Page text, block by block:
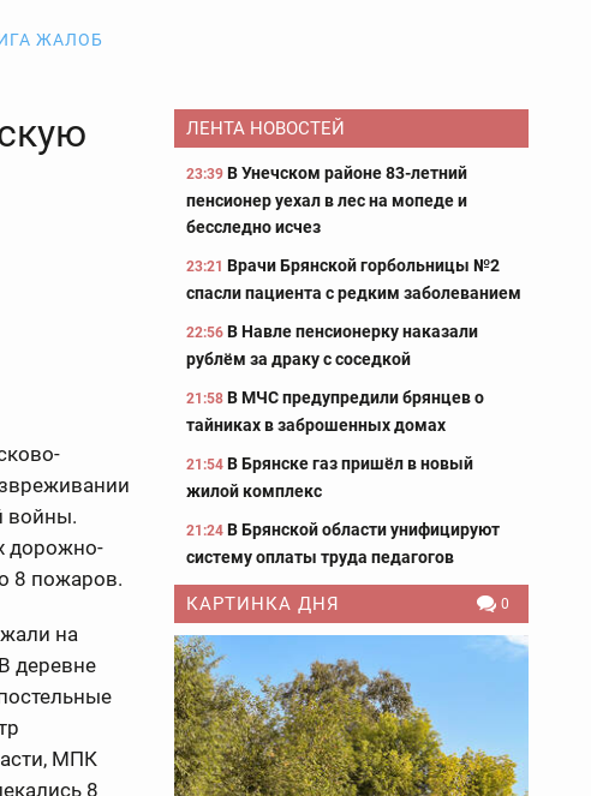
ЖАЛОБ
войны.
дорожно-
8 пожаров.
на
деревне
МПК
8
ЛЕНТА НОВОСТЕЙ
23:39 В Унечском районе 83-летний
пенсионер уехал в лес на мопеде и
бесследно исчез
23:21 Врачи Брянской горбольницы №2
спасли пациента с редким заболеванием
22:56 В Навле пенсионерку наказали
рублём за драку с соседкой
21:58 В МЧС предупредили брянцев о
тайниках в заброшенных домах
21:54 В Брянске газ пришёл в новый
жилой комплекс
21:24 В Брянской области унифицируют
систему оплаты труда педагогов
КАРТИНКА ДНЯ 0